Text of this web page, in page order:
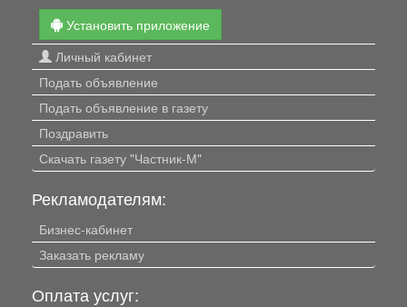
Установить приложение
Личный кабинет
Подать объявление
Подать объявление в газету
Поздравить
Скачать газету "Частник-М"
Рекламодателям:
Бизнес-кабинет
Заказать рекламу
Оплата услуг: